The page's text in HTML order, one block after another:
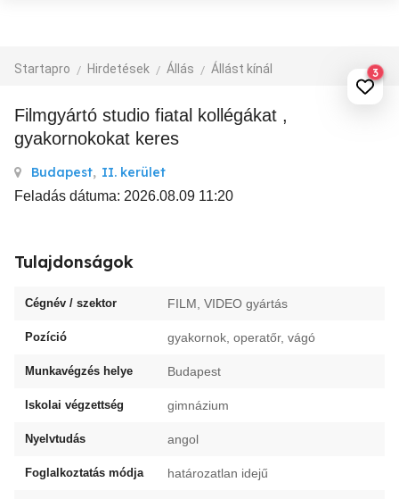
Startapro Hirdetések Állás Állást kínál 3
Filmgyártó studio fiatal kollégákat ,
gyakornokokat keres
Budapest, II. kerület
Feladás dátuma: 2026.08.09 11:20
Tulajdonságok
Cégnév / szektor FILM, VIDEO gyártás
Pozíció gyakornok, operatőr, vágó
Munkavégzés helye Budapest
Iskolai végzettség gimnázium
Nyelvtudás angol
Foglalkoztatás módja határozatlan idejű